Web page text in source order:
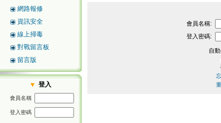
網路報修
資訊安全
線上掃毒
對戰留言板
留言版
登入
會員名稱
登入密碼
會員名稱:
登入密碼:
自